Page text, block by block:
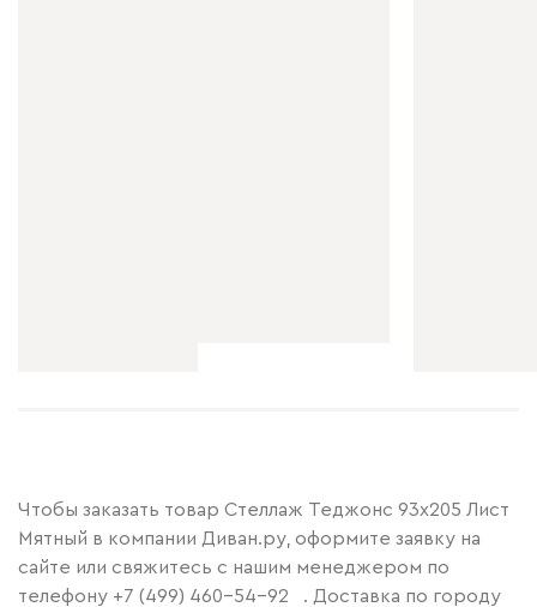
Чтобы заказать товар Стеллаж Теджонс 93x205 Лист
Мятный в компании Диван.ру, оформите заявку на
сайте или свяжитесь с нашим менеджером по
телефону +7 (499) 460-54-92
. Доставка по городу